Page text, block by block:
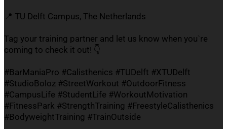
📍 TU Delft Campus, The Netherlands
Tag your training partner and let us know when you`re
coming to check it out! 👇
#BarManiaPro #Calisthenics #TUDelft #XTUDelft
#StudioBoloz #StreetWorkout #OutdoorFitness
#CampusLife #StudentLife #WorkoutMotivation
#FitnessPark #StrengthTraining #FreestyleCalisthenics
#BodyweightTraining #TrainOutside